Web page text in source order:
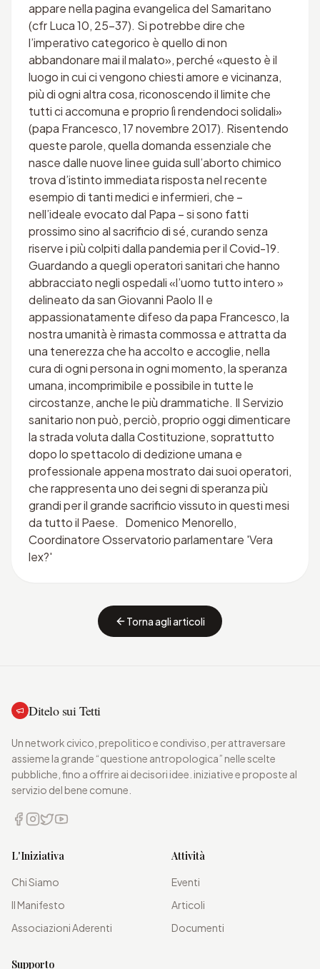
appare nella pagina evangelica del Samaritano
(cfr Luca 10, 25-37). Si potrebbe dire che
l’imperativo categorico è quello di non
abbandonare mai il malato», perché «questo è il
luogo in cui ci vengono chiesti amore e vicinanza,
più di ogni altra cosa, riconoscendo il limite che
tutti ci accomuna e proprio lì rendendoci solidali»
(papa Francesco, 17 novembre 2017). Risentendo
queste parole, quella domanda essenziale che
nasce dalle nuove linee guida sull’aborto chimico
trova d’istinto immediata risposta nel recente
esempio di tanti medici e infermieri, che –
nell’ideale evocato dal Papa – si sono fatti
prossimo sino al sacrificio di sé, curando senza
riserve i più colpiti dalla pandemia per il Covid-19.
Guardando a quegli operatori sanitari che hanno
abbracciato negli ospedali «l’uomo tutto intero »
delineato da san Giovanni Paolo II e
appassionatamente difeso da papa Francesco, la
nostra umanità è rimasta commossa e attratta da
una tenerezza che ha accolto e accoglie, nella
cura di ogni persona in ogni momento, la speranza
umana, incomprimibile e possibile in tutte le
circostanze, anche le più drammatiche. Il Servizio
sanitario non può, perciò, proprio oggi dimenticare
la strada voluta dalla Costituzione, soprattutto
dopo lo spettacolo di dedizione umana e
professionale appena mostrato dai suoi operatori,
che rappresenta uno dei segni di speranza più
grandi per il grande sacrificio vissuto in questi mesi
da tutto il Paese. Domenico Menorello,
Coordinatore Osservatorio parlamentare 'Vera
lex?'
Torna agli articoli
Ditelo sui Tetti
Un network civico, prepolitico e condiviso, per attraversare
assieme la grande “questione antropologica” nelle scelte
pubbliche, fino a offrire ai decisori idee. iniziative e proposte al
servizio del bene comune.
L'Iniziativa
Chi Siamo
Il Manifesto
Associazioni Aderenti
Attività
Eventi
Articoli
Documenti
Supporto